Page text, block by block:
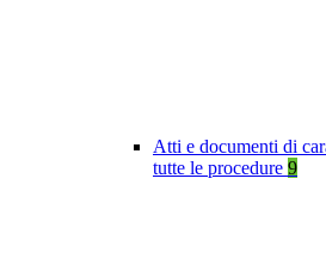
Atti e documenti di
tutte le procedure 9